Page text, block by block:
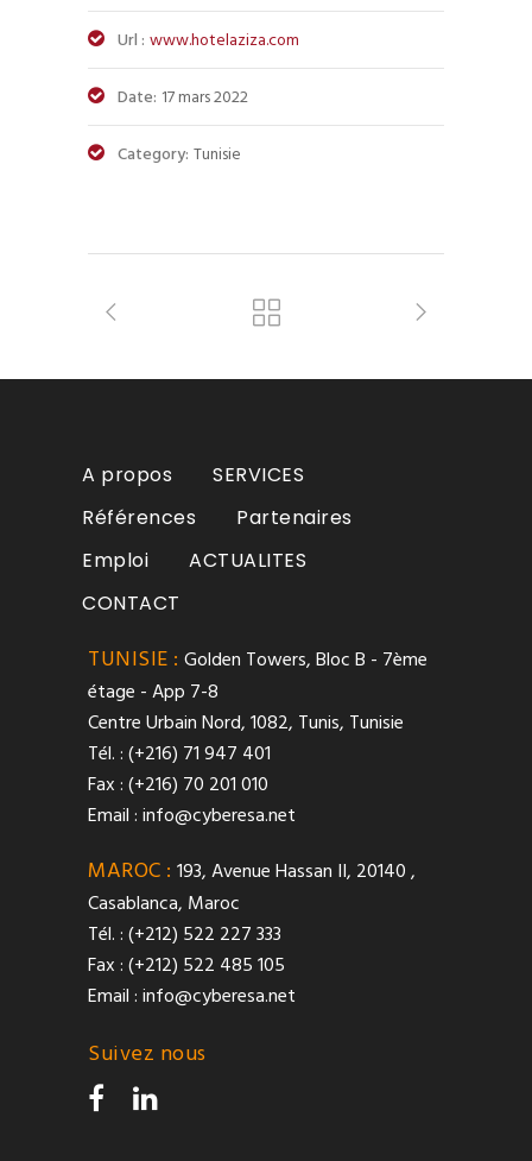
Url : www.hotelaziza.com
Date: 17 mars 2022
Category: Tunisie
A propos
SERVICES
Références
Partenaires
Emploi
ACTUALITES
CONTACT
TUNISIE : Golden Towers, Bloc B - 7ème
étage - App 7-8
Centre Urbain Nord, 1082, Tunis, Tunisie
Tél. : (+216) 71 947 401
Fax : (+216) 70 201 010
Email :info@cyberesa.net
MAROC : 193, Avenue Hassan II, 20140 ,
Casablanca, Maroc
Tél. : (+212) 522 227 333
Fax : (+212) 522 485 105
Email :info@cyberesa.net
Suivez nous